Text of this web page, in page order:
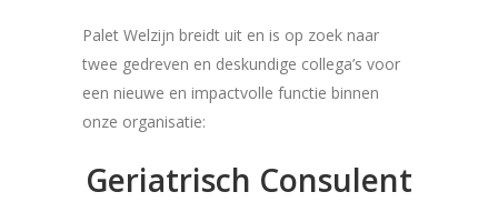
Palet Welzijn breidt uit en is op zoek naar
twee gedreven en deskundige collega’s voor
een nieuwe en impactvolle functie binnen
onze organisatie:
Geriatrisch Consulent